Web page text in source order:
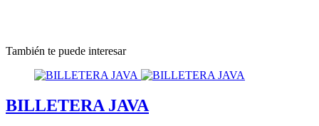
También te puede interesar
BILLETERA JAVA